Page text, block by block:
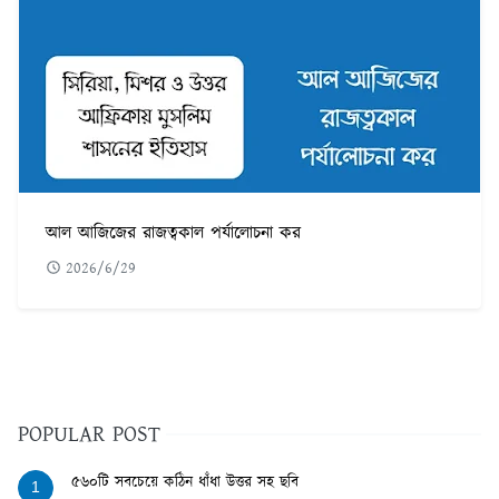
আল আজিজের রাজত্বকাল পর্যালোচনা কর
2026/6/29
POPULAR POST
1 ৫৬০টি সবচেয়ে কঠিন ধাঁধা উত্তর সহ ছবি